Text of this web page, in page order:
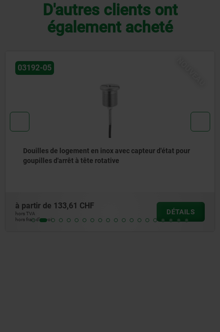
D'autres clients ont
également acheté
21161-11
Dispositif de serrage pour table de positionnement
rotative en aluminium avec manette indexable
à partir de81,36 CHF
hors frais d’envoi